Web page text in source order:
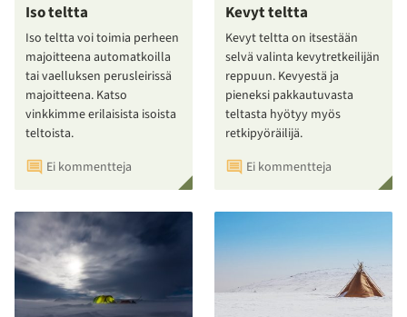
Iso teltta
Iso teltta voi toimia perheen
majoitteena automatkoilla
tai vaelluksen perusleirissä
majoitteena. Katso
vinkkimme erilaisista isoista
teltoista.
Ei kommentteja
Kevyt teltta
Kevyt teltta on itsestään
selvä valinta kevytretkeilijän
reppuun. Kevyestä ja
pieneksi pakkautuvasta
teltasta hyötyy myös
retkipyöräilijä.
Ei kommentteja